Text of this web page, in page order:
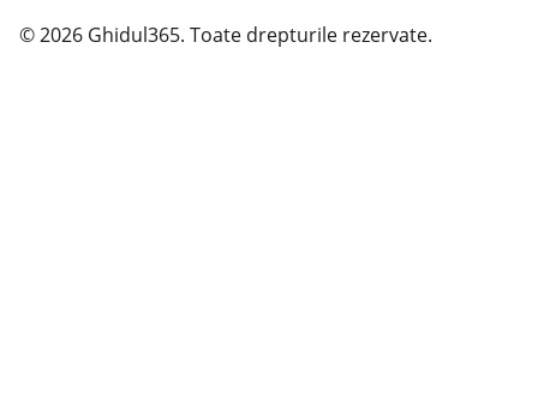
© 2026 Ghidul365. Toate drepturile rezervate.